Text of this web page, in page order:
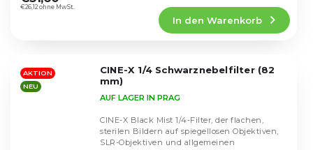
Produktbewertung
Sternen.
€26,12 ohne MwSt.
In den Warenkorb
AKTION
NEU
CINE-X 1/4 Schwarznebelfilter (82
mm)
AUF LAGER IN PRAG
CINE-X Black Mist 1/4-Filter, der flachen,
sterilen Bildern auf spiegellosen Objektiven,
SLR-Objektiven und allgemeinen